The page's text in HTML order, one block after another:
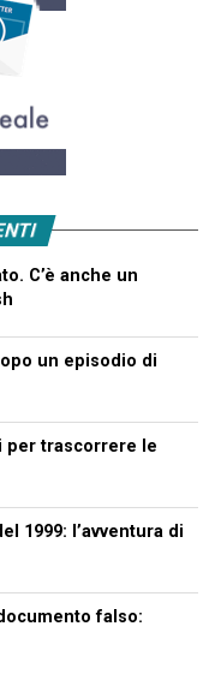
C’è anche un
un episodio di
per trascorrere le
1999: l’avventura di
falso: